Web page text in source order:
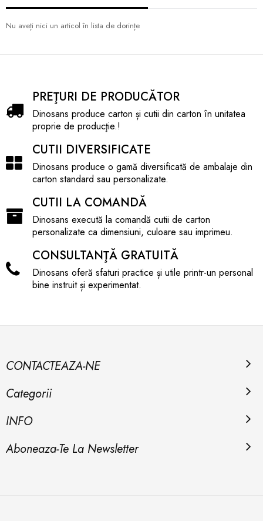
Nu aveți nici un articol în lista de dorințe
PREŢURI DE PRODUCĂTOR
Dinosans produce carton și cutii din carton în unitatea
proprie de producţie.!
CUTII DIVERSIFICATE
Dinosans produce o gamă diversificată de ambalaje din
carton standard sau personalizate.
CUTII LA COMANDĂ
Dinosans execută la comandă cutii de carton
personalizate ca dimensiuni, culoare sau imprimeu.
CONSULTANŢĂ GRATUITĂ
Dinosans oferă sfaturi practice și utile printr-un personal
bine instruit și experimentat.
CONTACTEAZA-NE
Categorii
INFO
Aboneaza-Te La Newsletter